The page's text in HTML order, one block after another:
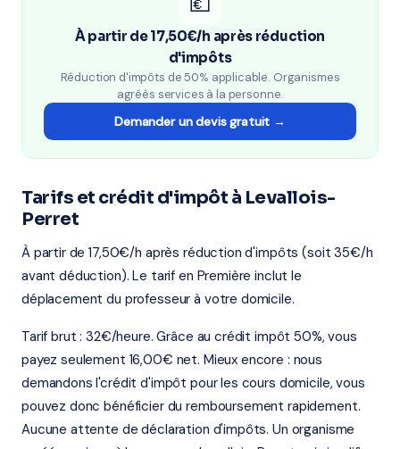
À partir de 17,50€/h après réduction
d'impôts
Réduction d'impôts de 50% applicable. Organismes
agréés services à la personne.
Demander un devis gratuit →
Tarifs et crédit d'impôt à Levallois-
Perret
À partir de 17,50€/h après réduction d'impôts (soit 35€/h
avant déduction). Le tarif en Première inclut le
déplacement du professeur à votre domicile.
Tarif brut : 32€/heure. Grâce au crédit impôt 50%, vous
payez seulement 16,00€ net. Mieux encore : nous
demandons l'crédit d'impôt pour les cours domicile, vous
pouvez donc bénéficier du remboursement rapidement.
Aucune attente de déclaration d'impôts. Un organisme